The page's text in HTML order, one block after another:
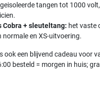
geisoleerde tangen tot 1000
Cobra + sleuteltang: het vaste
normale en XS-uitvoering.
ook een blijvend cadeau voor
besteld = morgen in huis;